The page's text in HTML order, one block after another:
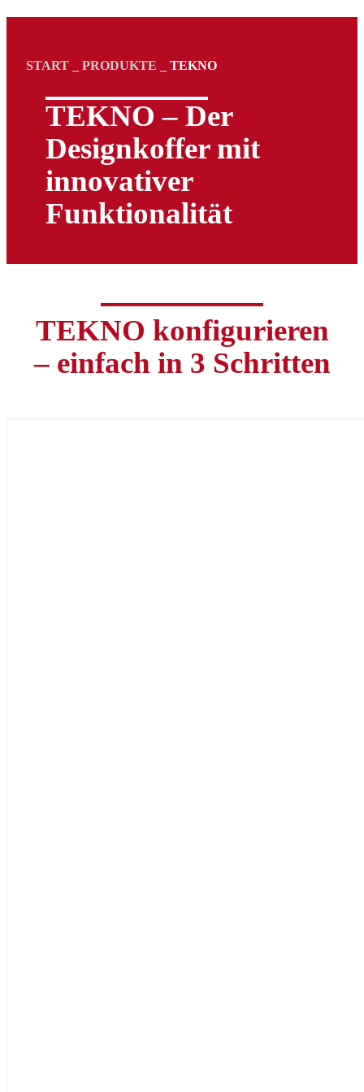
START PRODUKTE TEKNO
TEKNO – Der
Designkoffer mit
innovativer
Funktionalität
TEKNO konfigurieren
– einfach in 3 Schritten